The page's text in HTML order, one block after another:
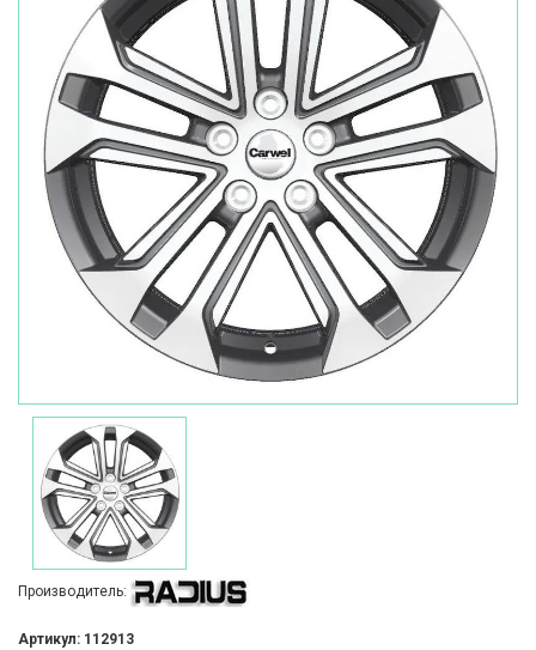
Производитель:
Артикул: 112913